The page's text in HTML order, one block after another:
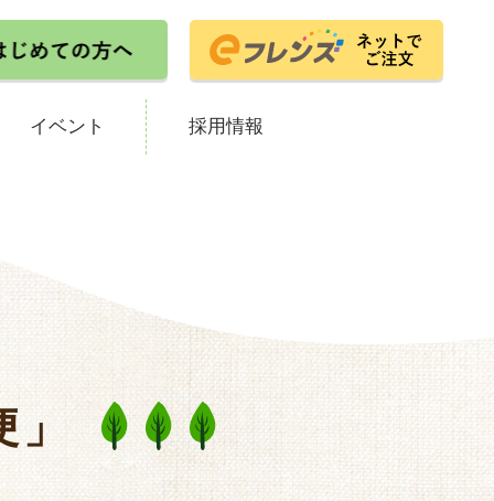
イベント 採用情報